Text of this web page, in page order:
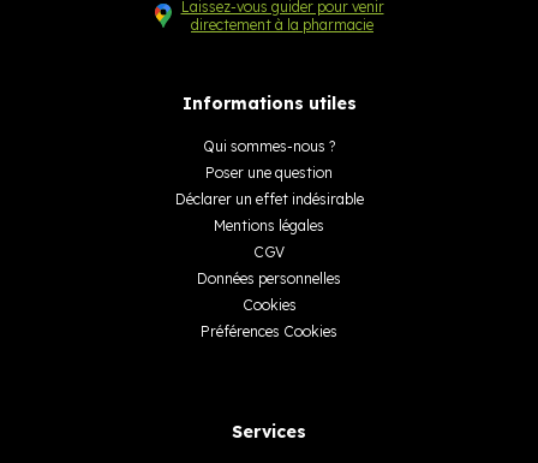
Laissez-vous guider pour venir
directement à la pharmacie
Informations utiles
Qui sommes-nous ?
Poser une question
Déclarer un effet indésirable
Mentions légales
CGV
Données personnelles
Cookies
Préférences Cookies
Services